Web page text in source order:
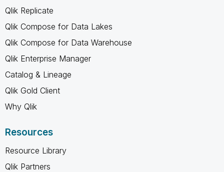
Qlik Replicate
Qlik Compose for Data Lakes
Qlik Compose for Data Warehouse
Qlik Enterprise Manager
Catalog & Lineage
Qlik Gold Client
Why Qlik
Resources
Resource Library
Qlik Partners